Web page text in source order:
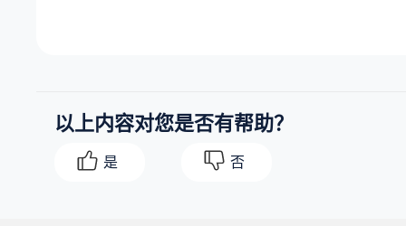
以上内容对您是否有帮助？
是 否